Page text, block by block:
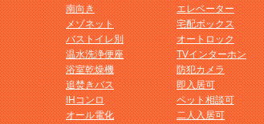
南向き
メゾネット
バストイレ別
温水洗浄便座
浴室乾燥機
追焚きバス
IHコンロ
オール電化
エレベーター
宅配ボックス
オートロック
TVインターホン
防犯カメラ
即入居可
ペット相談可
二人入居可